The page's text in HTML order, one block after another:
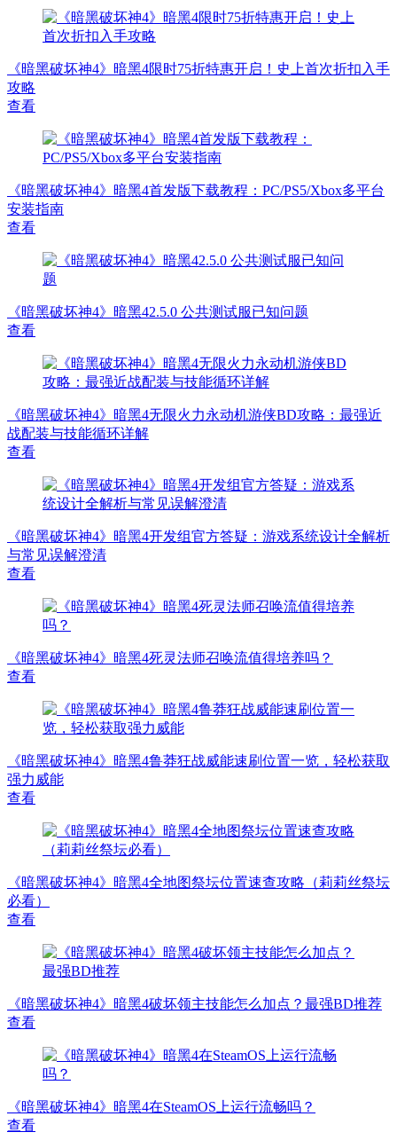
《暗黑破坏神4》暗黑4限时75折特惠开启！史上首次折扣入手
攻略
查看
《暗黑破坏神4》暗黑4首发版下载教程：PC/PS5/Xbox多平台
安装指南
查看
《暗黑破坏神4》暗黑42.5.0 公共测试服已知问题
查看
《暗黑破坏神4》暗黑4无限火力永动机游侠BD攻略：最强近
战配装与技能循环详解
查看
《暗黑破坏神4》暗黑4开发组官方答疑：游戏系统设计全解析
与常见误解澄清
查看
《暗黑破坏神4》暗黑4死灵法师召唤流值得培养吗？
查看
《暗黑破坏神4》暗黑4鲁莽狂战威能速刷位置一览，轻松获取
强力威能
查看
《暗黑破坏神4》暗黑4全地图祭坛位置速查攻略（莉莉丝祭坛
必看）
查看
《暗黑破坏神4》暗黑4破坏领主技能怎么加点？最强BD推荐
查看
《暗黑破坏神4》暗黑4在SteamOS上运行流畅吗？
查看